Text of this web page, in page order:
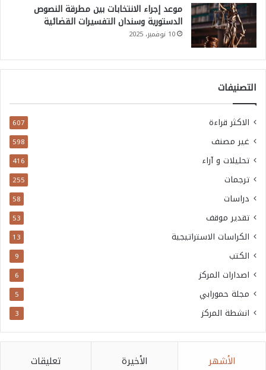
موعد إجراء الانتخابات بين مطرقة النصوص
الدستورية وسندان التفسيرات القضائية
10 نوفمبر، 2025
التصنيفات
الاكثر قراءة 607
غير مصنف 598
تحليلات و آراء 416
ترجمات 255
دراسات 58
تقدير موقف 53
الكراسات الاستراتيجية 13
الكتب 9
اصدارات المركز 6
مجلة حمورابي 5
انشطة المركز 3
الأشهر الأخيرة تعليقات